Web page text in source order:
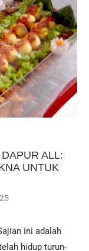
ALL:
UNTUK
ini adalah
hidup turun-